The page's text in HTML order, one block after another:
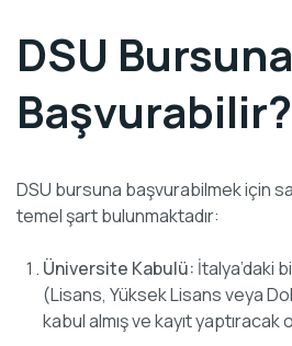
DSU
Başvurabilir?
DSU bursuna başvurabilmek için
temel şart bulunmaktadır:
Üniversite Kabulü: İtalya’daki
(Lisans, Yüksek Lisans veya
kabul almış ve kayıt yaptıracak